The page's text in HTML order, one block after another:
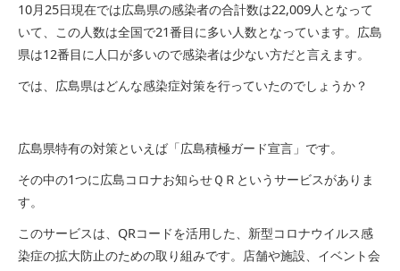
10月25日現在では広島県の感染者の合計数は22,009人となって
いて、この人数は全国で21番目に多い人数となっています。広島
県は12番目に人口が多いので感染者は少ない方だと言えます。
では、広島県はどんな感染症対策を行っていたのでしょうか？
広島県特有の対策といえば「広島積極ガード宣言」です。
その中の1つに広島コロナお知らせＱＲというサービスがありま
す。
このサービスは、QRコードを活用した、新型コロナウイルス感
染症の拡大防止のための取り組みです。店舗や施設、イベント会